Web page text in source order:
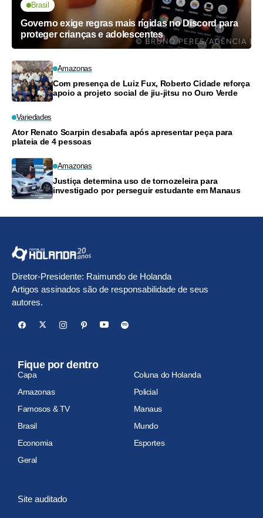
Brasil
Governo exige regras mais rígidas no Discord para
proteger crianças e adolescentes
Amazonas
Com presença de Luiz Fux, Roberto Cidade reforça
apoio a projeto social de jiu-jitsu no Ouro Verde
Variedades
Ator Renato Scarpin desabafa após apresentar peça para
plateia de 4 pessoas
Amazonas
Justiça determina uso de tornozeleira para
investigado por perseguir estudante em Manaus
Diretor-Presidente: Raimundo de Holanda
Artigos assinados são de responsabilidade de seus
autores.
Fique por dentro
Capa
Coluna do Holanda
Amazonas
Policial
Famosos & TV
Manaus
Brasil
Mundo
Economia
Esportes
Geral
Site auditado